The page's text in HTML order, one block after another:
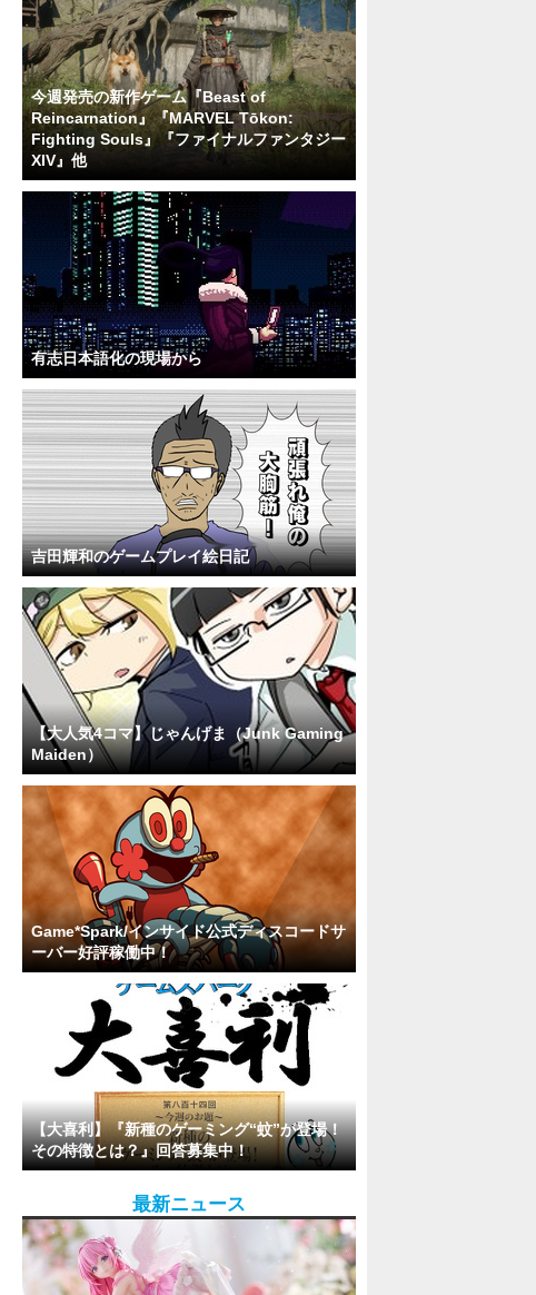
今週発売の新作ゲーム『Beast of
Reincarnation』『MARVEL Tōkon:
Fighting Souls』『ファイナルファンタジー
XIV』他
有志日本語化の現場から
吉田輝和のゲームプレイ絵日記
【大人気4コマ】じゃんげま（Junk Gaming
Maiden）
Game*Spark/インサイド公式ディスコードサ
ーバー好評稼働中！
【大喜利】『新種のゲーミング“蚊”が登場！
その特徴とは？』回答募集中！
最新ニュース